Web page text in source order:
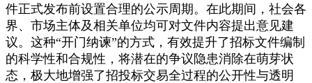
件正式发布前设置合理的公示周期。在此期间，社会各
界、市场主体及相关单位均可对文件内容提出意见建
议。这种“开门纳谏”的方式，有效提升了招标文件编制
的科学性和合规性，将潜在的争议隐患消除在萌芽状
态，极大地增强了招投标交易全过程的公开性与透明